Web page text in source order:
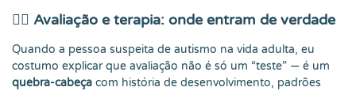
🧑‍⚕️ Avaliação e terapia: onde entram de verdade
Quando a pessoa suspeita de autismo na vida adulta, eu
costumo explicar que avaliação não é só um “teste” — é um
quebra-cabeça com história de desenvolvimento, padrões